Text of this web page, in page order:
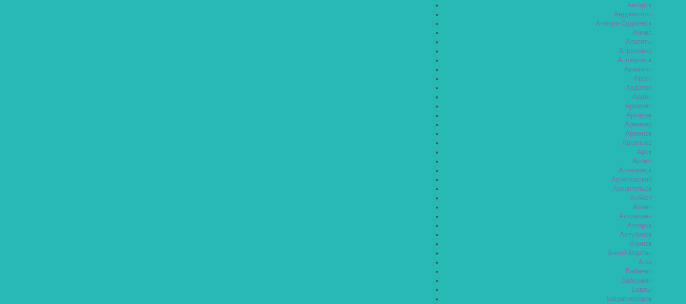
Ангарск
Андреаполь
Анжеро-Судженск
Анива
Апатиты
Апрелевка
Апшеронск
Арамиль
Аргун
Ардатов
Ардон
Арзамас
Аркадак
Армавир
Армянск
Арсеньев
Арск
Артём
Артёмовск
Артёмовский
Архангельск
Асбест
Асино
Астрахань
Аткарск
Ахтубинск
Ачинск
Ачхой-Мартан
Аша
Бабаево
Бабушкин
Бавлы
Багратионовск